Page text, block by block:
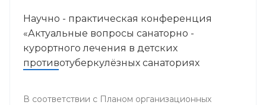
Научно - практическая конференция
«Актуальные вопросы санаторно -
курортного лечения в детских
противотуберкулёзных санаториях
В соответствии с Планом организационных